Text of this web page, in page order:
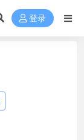
登录